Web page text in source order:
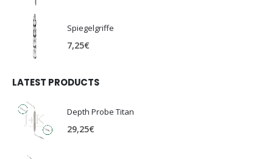
Spiegelgriffe
7,25€
LATEST PRODUCTS
Depth Probe Titan
29,25€